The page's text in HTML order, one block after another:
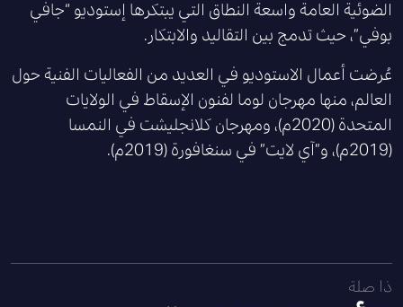
الضوئية العامة واسعة النطاق التي يبتكرها إستوديو “جافي
بوفي”، حيث تدمج بين التقاليد والابتكار.
عُرضت أعمال الاستوديو في العديد من الفعاليات الفنية حول
العالم، منها مهرجان لوما لفنون الإسقاط في الولايات
المتحدة (2020م)، ومهرجان كلانجليشت في النمسا
(2019م)، و”آي لايت” في سنغافورة (2019م).
ذا صلة